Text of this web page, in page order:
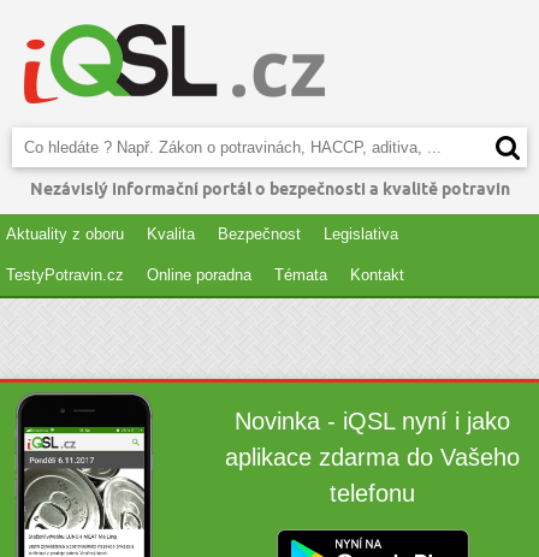
Nezávislý informační portál o bezpečnosti a kvalitě potravin
Aktuality z oboru Kvalita Bezpečnost Legislativa
TestyPotravin.cz Online poradna Témata Kontakt
Novinka - iQSL nyní i jako
aplikace zdarma do Vašeho
telefonu